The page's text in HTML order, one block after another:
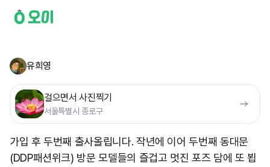
유희영
걸으면서 사진찍기
서울특별시 종로구
가입 후 두번째 출사올립니다. 작년에 이어 두번째 동대문
(DDP패션위크) 방문 모델들의 즐겁고 멋진 포즈 담에 또 뵙